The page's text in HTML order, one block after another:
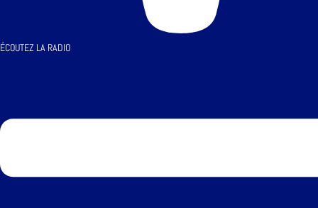
ÉCOUTEZ LA RADIO